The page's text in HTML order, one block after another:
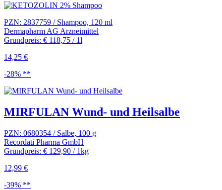
PZN: 2837759 / Shampoo, 120 ml
Dermapharm AG Arzneimittel
Grundpreis: € 118,75 / 1l
14,25 €
-28% **
MIRFULAN Wund- und Heilsalbe
PZN: 0680354 / Salbe, 100 g
Recordati Pharma GmbH
Grundpreis: € 129,90 / 1kg
12,99 €
-39% **